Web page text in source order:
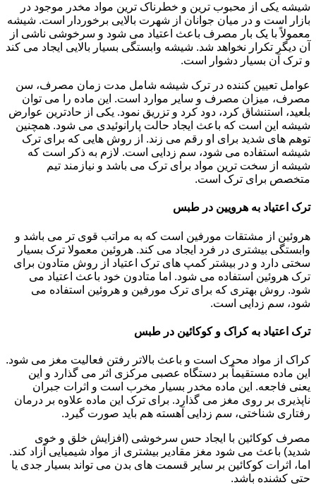
شیشه یکی از محبوب ترین و خطرناک ترین مواد مخدر موجود در
بازار است و در میان جوانان از شهرت بالایی برخوردار است. شیشه
معمولاً با یک بار مصرف باعث اعتیاد می شود و سرخوشی ناشی از
آن دیگر تکرار نخواهد شد. شیشه وابستگی بسیار بالایی ایجاد می کند
و ترک آن بسیار دشوار است.
عوامل تعیین کننده در ترک شیشه شامل مدت زمان مصرف، سن
مصرف، میزان مصرف و سایر موارد است. این ماده را می توان
بلعید، استنشاق کرد، دود کرد و تزریق نمود. یکی از حادترین عوارض
شیشه این است که باعث ایجاد حالت پارانوئیدی می شود. همچنین
توهم های شدید برای او رقم می زند. از روش هایی که برای ترک
شیشه استفاده می شود، سم زدایی است. لازم به ذکر است که
شیشه از سخت ترین مواد برای ترک می باشد و نیازمند تیم
متخصص برای ترک است.
ترک اعتیاد به هرویین در طبس
هروئین از مشتقات مورفین است که به مراتب قوی تر می باشد و
وابستگی بیشتری در فرد ایجاد می کند. هروئین معمولا ترک بسیار
سختی دارد و در بیشتر کمپ های ترک اعتیاد از روش متادون برای
ترک هروئین استفاده می شود. اما متادون خود باعث اعتیاد می
شود. روش بهتری که برای ترک مورفین و هروئین استفاده می
شود، سم زدایی است.
ترک اعتیاد به کراک و کوکائین در طبس
کراک از مواد محرک است و باعث بالاتر رفتن فعالیت مغز می شود.
این ماده مستقیماً بر دستگاه عصبی مرکزی اثر می گذارد و این
یعنی فاجعه. این ماده مخدر بسیار مخرب است و اثرات جبران
ناپذیری بر روی مغز می گذارد. برای ترک این ماده علاوه بر درمان
رفتاری شناختی، سم زدایی آهسته هم باید صورت گیرد.
مصرف کوکائین با ایجاد حس سرخوشی (افزایش خلق و خوی
شدید) باعث می شود مغز مقادیر بیشتری از مواد شیمیایی آزاد کند.
اما، اثرات کوکائین بر سایر قسمت های بدن می تواند بسیار جدی یا
حتی کشنده باشد.